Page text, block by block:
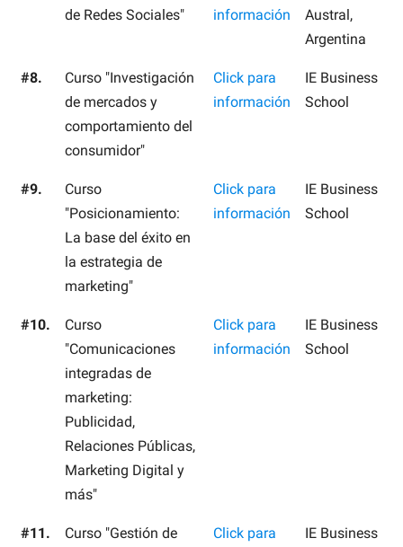
de Redes Sociales"
información
Austral,
Argentina
#8.
Curso "Investigación
de mercados y
comportamiento del
consumidor"
Click para
información
IE Business
School
#9.
Curso
"Posicionamiento:
La base del éxito en
la estrategia de
marketing"
Click para
información
IE Business
School
#10.
Curso
"Comunicaciones
integradas de
marketing:
Publicidad,
Relaciones Públicas,
Marketing Digital y
más"
Click para
información
IE Business
School
#11.
Curso "Gestión de
Click para
IE Business